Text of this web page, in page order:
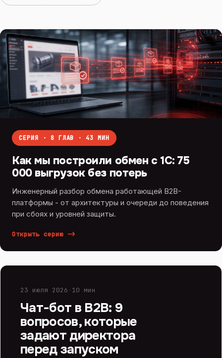
СЕРИЯ · 8 ГЛАВ · 43 МИН
Как мы построили обмен с 1С: 75
000 выгрузок без потерь
Инженерный разбор обмена работающей B2B-
платформы - от архитектуры и очереди до поведения
при сбоях и уровней защиты.
Открыть серию ->
23 июля 2026 · 10 мин
Чат-бот в B2B: 9
вопросов, которые
задают директора
перед запуском